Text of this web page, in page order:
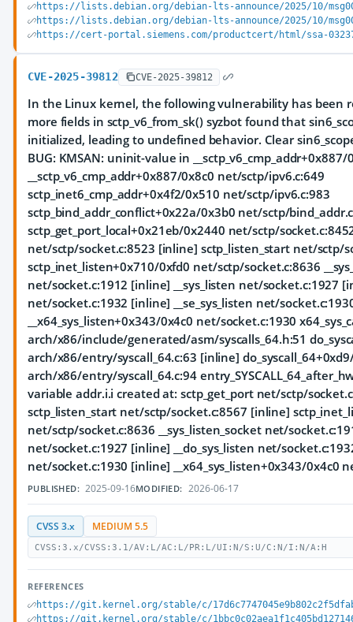
https://lists.debian.org/debian-lts-announce/2025/10/
https://lists.debian.org/debian-lts-announce/2025/10/
https://cert-portal.siemens.com/productcert/html/ssa-
CVE-2025-39812 CVE-2025-39812
In the Linux kernel, the following vulnerability has been
more fields in sctp_v6_from_sk() syzbot found that
initialized, leading to undefined behavior. Clear
BUG: KMSAN: uninit-value in
__sctp_v6_cmp_addr+0x887/0x8c0 net/sctp/ipv6.c:649
sctp_inet6_cmp_addr+0x4f2/0x510 net/sctp/ipv6.c:983
sctp_bind_addr_conflict+0x22a/0x3b0 net/sctp/
sctp_get_port_local+0x21eb/0x2440 net/sctp/
net/sctp/socket.c:8523 [inline] sctp_listen_start net/sctp/
sctp_inet_listen+0x710/0xfd0 net/sctp/socket.c:8636
net/socket.c:1912 [inline] __sys_listen net/socket.c:1927
net/socket.c:1932 [inline] __se_sys_listen net/
__x64_sys_listen+0x343/0x4c0 net/socket.c:1930
arch/x86/include/generated/asm/syscalls_64.h:51
arch/x86/entry/syscall_64.c:63 [inline]
arch/x86/entry/syscall_64.c:94
variable addr.i.i created at: sctp_get_port net/sctp/
sctp_listen_start net/sctp/socket.c:8567 [inline]
net/sctp/socket.c:8636 __sys_listen_socket net/
net/socket.c:1927 [inline] __do_sys_listen net/
net/socket.c:1930 [inline] __x64_sys_listen+0x343/0x4c0
PUBLISHED: 2025-09-16MODIFIED: 2026-06-17
CVSS 3.x MEDIUM 5.5
CVSS:3.x/CVSS:3.1/AV:L/AC:L/PR:L/UI:N/S:U/C:N/I:N/A:H
REFERENCES
https://git.kernel.org/stable/c/
https://git.kernel.org/stable/c/